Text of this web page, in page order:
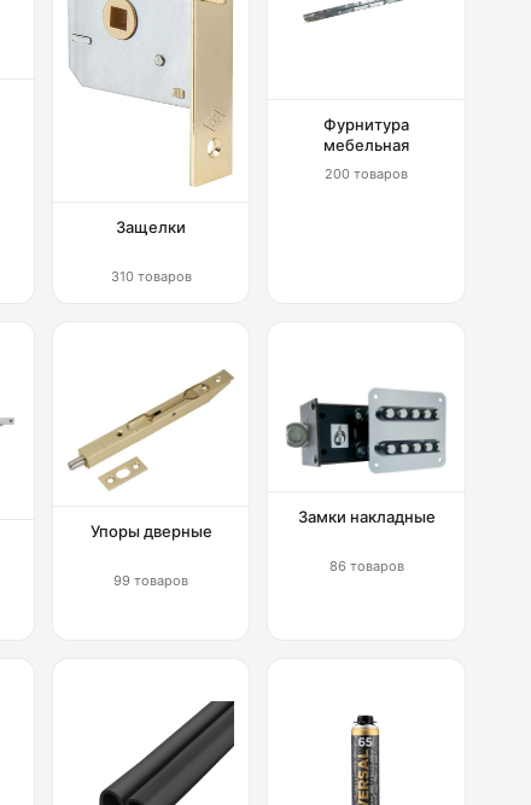
Защелки
310 товаров
Фурнитура
мебельная
200 товаров
Упоры дверные
99 товаров
Замки накладные
86 товаров